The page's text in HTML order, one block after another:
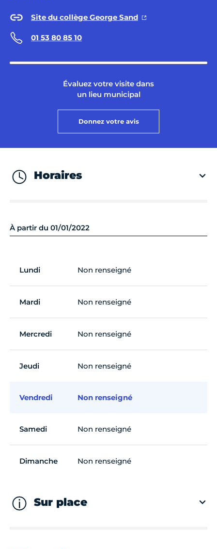
Site du collège George Sand
01 53 80 85 10
Évaluez votre visite dans
un lieu municipal
Donnez votre avis
Horaires
À partir du 01/01/2022
Lundi Non renseigné
Mardi Non renseigné
Mercredi Non renseigné
Jeudi Non renseigné
Vendredi Non renseigné
Samedi Non renseigné
Dimanche Non renseigné
Sur place